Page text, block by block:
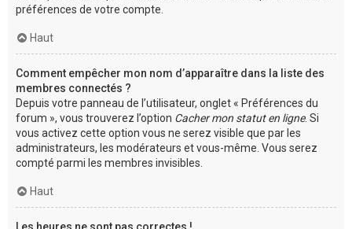
préférences de votre compte.
Haut
Comment empêcher mon nom d’apparaître dans la liste des
membres connectés ?
Depuis votre panneau de l’utilisateur, onglet « Préférences du
forum », vous trouverez l’option Cacher mon statut en ligne. Si
vous activez cette option vous ne serez visible que par les
administrateurs, les modérateurs et vous-même. Vous serez
compté parmi les membres invisibles.
Haut